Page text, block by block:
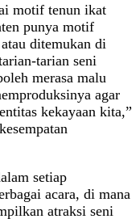
motif tenun ikat
punya motif
ditemukan di
tarian seni
merasa malu
agar
kekayaan kita,”
setiap
acara, di mana
atraksi seni